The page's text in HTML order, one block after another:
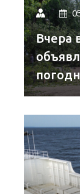
Вчера